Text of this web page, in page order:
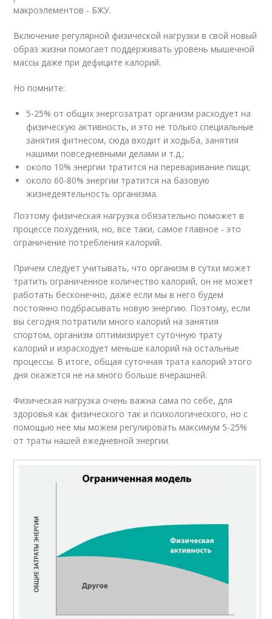
макроэлементов - БЖУ.
Включение регулярной физической нагрузки в свой новый
образ жизни помогает поддерживать уровень мышечной
массы даже при дефиците калорий.
Но помните:
5-25% от общих энергозатрат организм расходует на
физическую активность, и это не только специальные
занятия фитнесом, сюда входит и ходьба, занятия
нашими повседневными делами и т.д.;
около 10% энергии тратится на переваривание пищи;
около 60-80% энергии тратится на базовую
жизнедеятельность организма.
Поэтому физическая нагрузка обязательно поможет в
процессе похудения, но, все таки, самое главное - это
ограничение потребления калорий.
Причем следует учитывать, что организм в сутки может
тратить ограниченное количество калорий, он не может
работать бесконечно, даже если мы в него будем
постоянно подбрасывать новую энергию. Поэтому, если
вы сегодня потратили много калорий на занятия
спортом, организм оптимизирует суточную трату
калорий и израсходует меньше калорий на остальные
процессы. В итоге, общая суточная трата калорий этого
дня окажется не на много больше вчерашней.
Физическая нагрузка очень важна сама по себе, для
здоровья как физического так и психологического, но с
помощью нее мы можем регулировать максимум 5-25%
от траты нашей ежедневной энергии.